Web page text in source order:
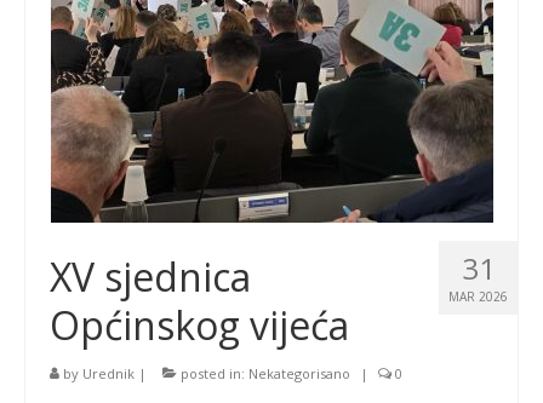
31
MAR 2026
XV sjednica
Općinskog vijeća
by Urednik | posted in: Nekategorisano | 0